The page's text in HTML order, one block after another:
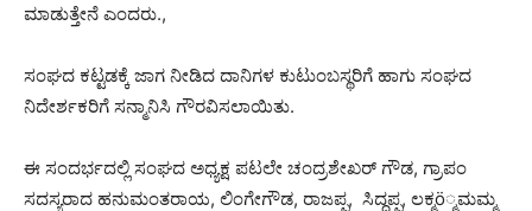
ಮಾಡುತ್ತೇನೆ ಎಂದರು.,
ಸಂಘದ ಕಟ್ಟಡಕ್ಕೆ ಜಾಗ ನೀಡಿದ ದಾನಿಗಳ ಕುಟುಂಬಸ್ಥರಿಗೆ ಹಾಗು ಸಂಘದ
ನಿದೇರ್ಶಕರಿಗೆ ಸನ್ಮಾನಿಸಿ ಗೌರವಿಸಲಾಯಿತು.
ಈ ಸಂದರ್ಭದಲ್ಲಿ ಸಂಘದ ಅಧ್ಯಕ್ಷ ಪಟಲೇ ಚಂದ್ರಶೇಖರ್ ಗೌಡ, ಗ್ರಾಪಂ
ಸದಸ್ಯರಾದ ಹನುಮಂತರಾಯ, ಲಿಂಗೇಗೌಡ, ರಾಜಪ್ಪ, ಸಿದ್ಧಪ್ಪ, ಲಕ್ಮö್ಮಮಮ್ಮ